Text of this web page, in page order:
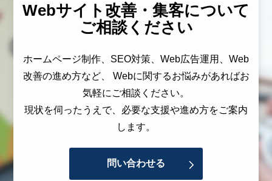
Webサイト改善・集客について
ご相談ください
ホームページ制作、SEO対策、Web広告運用、Web
改善の進め方など、 Webに関するお悩みがあればお
気軽にご相談ください。
現状を伺ったうえで、必要な支援や進め方をご案内
します。
問い合わせる